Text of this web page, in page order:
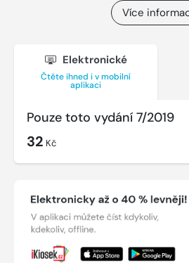
Více
Elektronické
Čtěte ihned i v mobilní
aplikaci
Pouze toto vydání 7/2019
32 Kč